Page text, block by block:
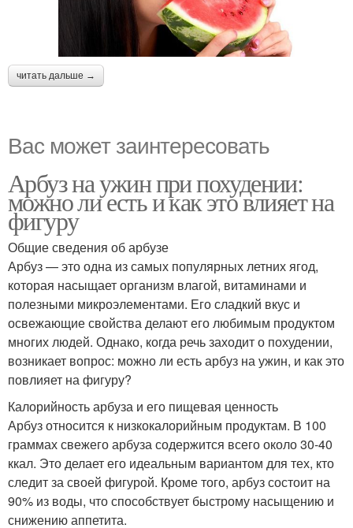
читать дальше →
Вас может заинтересовать
Арбуз на ужин при похудении:
можно ли есть и как это влияет на
фигуру
Общие сведения об арбузе
Арбуз — это одна из самых популярных летних ягод,
которая насыщает организм влагой, витаминами и
полезными микроэлементами. Его сладкий вкус и
освежающие свойства делают его любимым продуктом
многих людей. Однако, когда речь заходит о похудении,
возникает вопрос: можно ли есть арбуз на ужин, и как это
повлияет на фигуру?
Калорийность арбуза и его пищевая ценность
Арбуз относится к низкокалорийным продуктам. В 100
граммах свежего арбуза содержится всего около 30-40
ккал. Это делает его идеальным вариантом для тех, кто
следит за своей фигурой. Кроме того, арбуз состоит на
90% из воды, что способствует быстрому насыщению и
снижению аппетита.